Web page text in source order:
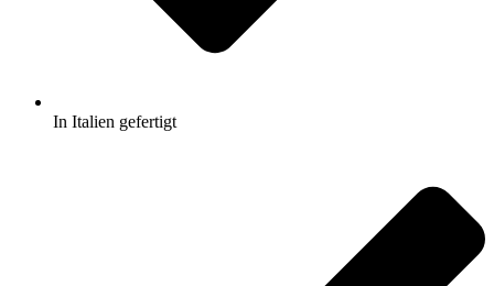
In Italien gefertigt